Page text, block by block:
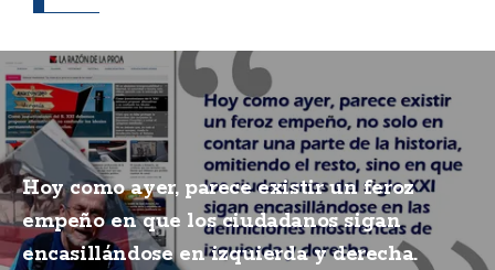
Hoy como ayer, parece existir un feroz
empeño en que los ciudadanos sigan
encasillándose en izquierda y derecha.